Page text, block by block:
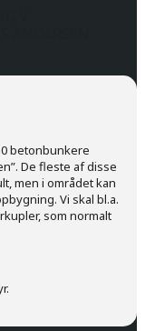
betonbunkere
De fleste af disse
men i området kan
Vi skal bl.a.
som normalt